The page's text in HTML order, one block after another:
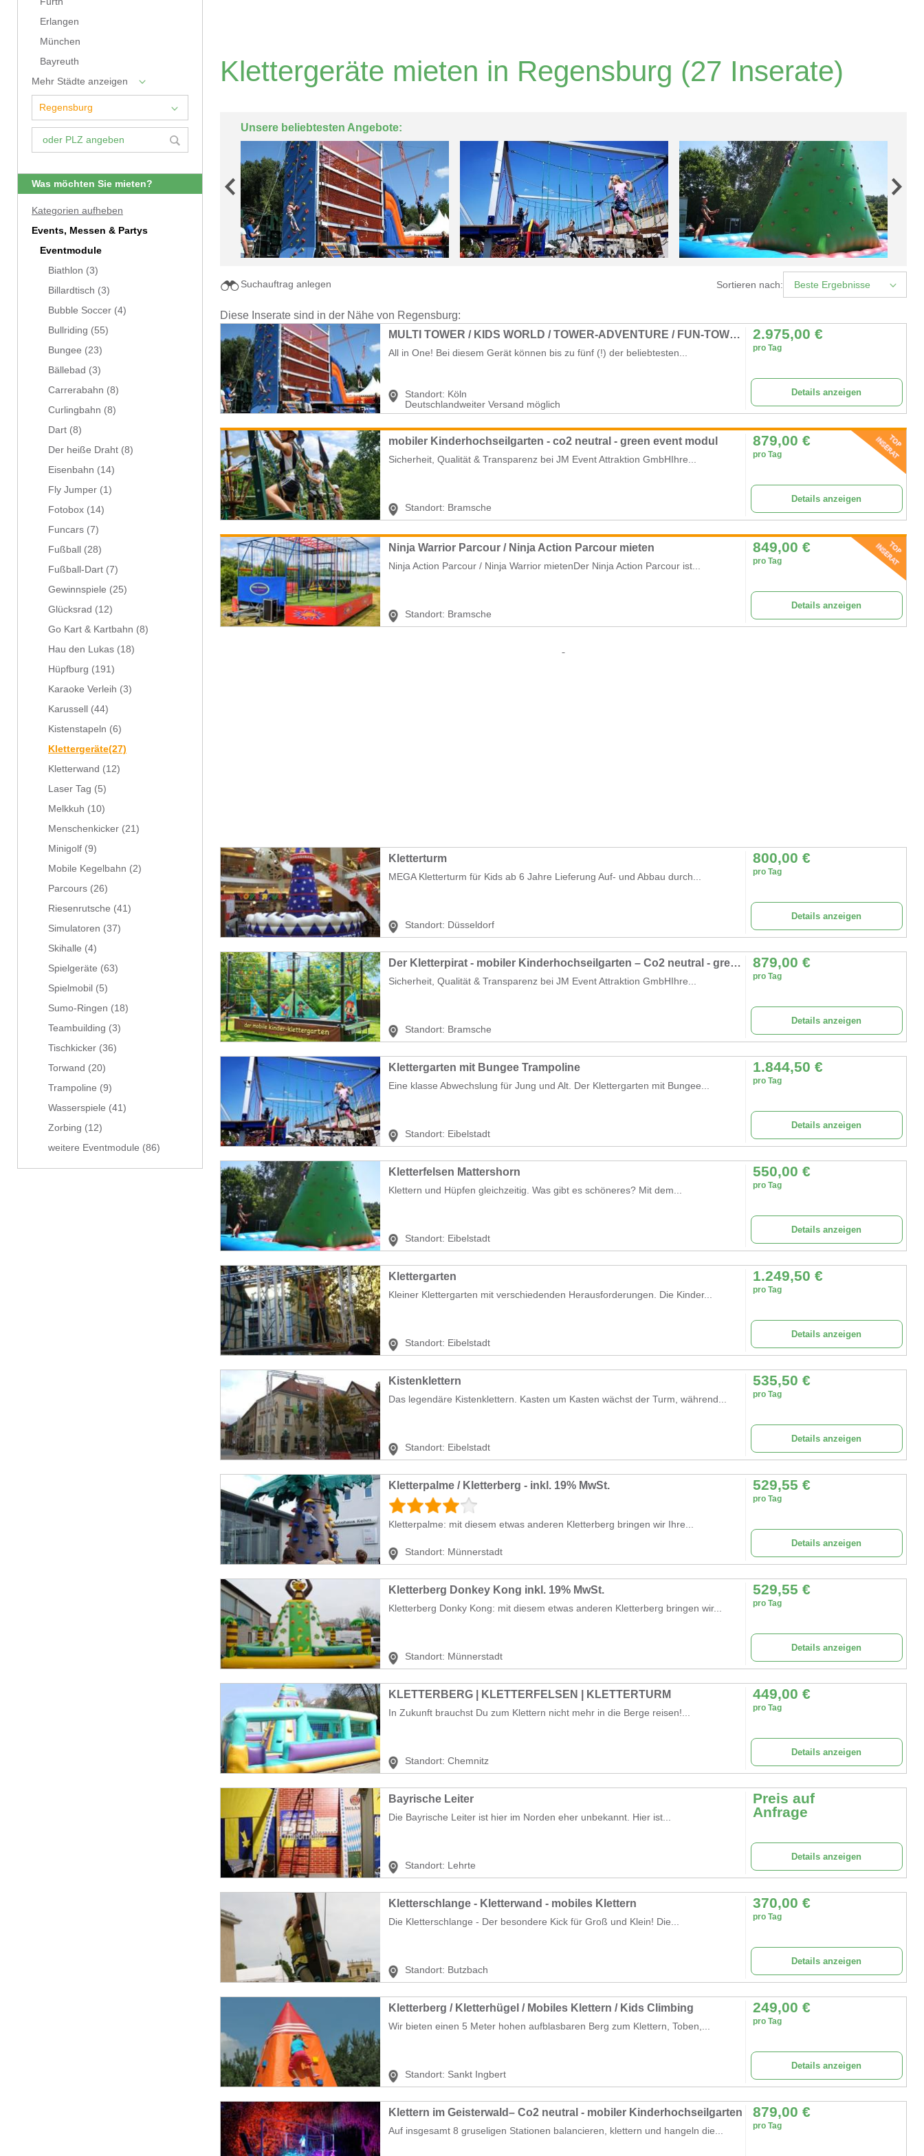
Erlangen
München
Bayreuth
Mehr Städte anzeigen
Was möchten Sie mieten?
Kategorien aufheben
Events, Messen & Partys
Eventmodule
Biathlon (3)
Billardtisch (3)
Bubble Soccer (4)
Bullriding (55)
Bungee (23)
Bällebad (3)
Carrerabahn (8)
Curlingbahn (8)
Dart (8)
Der heiße Draht (8)
Eisenbahn (14)
Fly Jumper (1)
Fotobox (14)
Funcars (7)
Fußball
(28)
Fußball-Dart (7)
Gewinnspiele (25)
Glücksrad (12)
Go Kart & Kartbahn (8)
Hau den Lukas (18)
Hüpfburg (191)
Karaoke Verleih (3)
Karussell
(44)
Kistenstapeln (6)
Klettergeräte(27)
Kletterwand (12)
Laser Tag (5)
Melkkuh (10)
Menschenkicker (21)
Minigolf (9)
Mobile Kegelbahn (2)
Parcours (26)
Riesenrutsche (41)
Simulatoren (37)
Skihalle (4)
Spielgeräte (63)
Spielmobil (5)
Sumo-Ringen (18)
Teambuilding (3)
Tischkicker (36)
Torwand (20)
Trampoline (9)
Wasserspiele (41)
Zorbing (12)
weitere Eventmodule (86)
Klettergeräte mieten in Regensburg (27 Inserate)
Unsere beliebtesten Angebote:
Sortieren nach: Beste Ergebnisse
Suchauftrag anlegen
Diese Inserate sind in der Nähe von Regensburg:
MULTI TOWER / KIDS WORLD / TOWER-ADVENTURE / FUN-TOWER
All in One! Bei diesem Gerät können bis zu fünf (!) der beliebtesten...
Standort: Köln
Deutschlandweiter Versand möglich
2.975,00 €
pro Tag
Details anzeigen
mobiler Kinderhochseilgarten - co2 neutral - green event modul
Sicherheit, Qualität & Transparenz bei JM Event Attraktion GmbHIhre...
Standort: Bramsche
879,00 €
pro Tag
Details anzeigen
Ninja Warrior Parcour / Ninja Action Parcour mieten
Ninja Action Parcour / Ninja Warrior mietenDer Ninja Action Parcour ist...
Standort: Bramsche
849,00 €
pro Tag
Details anzeigen
Kletterturm
MEGA Kletterturm für Kids ab 6 Jahre Lieferung Auf- und Abbau durch...
Standort: Düsseldorf
800,00 €
pro Tag
Details anzeigen
Der Kletterpirat - mobiler Kinderhochseilgarten – Co2 neutral - green event modul
Sicherheit, Qualität & Transparenz bei JM Event Attraktion GmbHIhre...
Standort: Bramsche
879,00 €
pro Tag
Details anzeigen
Klettergarten mit Bungee Trampoline
Eine klasse Abwechslung für Jung und Alt. Der Klettergarten mit Bungee...
Standort: Eibelstadt
1.844,50 €
pro Tag
Details anzeigen
Kletterfelsen Mattershorn
Klettern und Hüpfen gleichzeitig. Was gibt es schöneres? Mit dem...
Standort: Eibelstadt
550,00 €
pro Tag
Details anzeigen
Klettergarten
Kleiner Klettergarten mit verschiedenden Herausforderungen. Die Kinder...
Standort: Eibelstadt
1.249,50 €
pro Tag
Details anzeigen
Kistenklettern
Das legendäre Kistenklettern. Kasten um Kasten wächst der Turm, während...
Standort: Eibelstadt
535,50 €
pro Tag
Details anzeigen
Kletterpalme / Kletterberg - inkl. 19% MwSt.
Kletterpalme: mit diesem etwas anderen Kletterberg bringen wir Ihre...
Standort: Münnerstadt
529,55 €
pro Tag
Details anzeigen
Kletterberg Donkey Kong inkl. 19% MwSt.
Kletterberg Donky Kong: mit diesem etwas anderen Kletterberg bringen wir...
Standort: Münnerstadt
529,55 €
pro Tag
Details anzeigen
KLETTERBERG | KLETTERFELSEN | KLETTERTURM
In Zukunft brauchst Du zum Klettern nicht mehr in die Berge reisen!...
Standort: Chemnitz
449,00 €
pro Tag
Details anzeigen
Bayrische Leiter
Die Bayrische Leiter ist hier im Norden eher unbekannt. Hier ist...
Standort: Lehrte
Preis auf
Anfrage
Details anzeigen
Kletterschlange - Kletterwand - mobiles Klettern
Die Kletterschlange - Der besondere Kick für Groß und Klein! Die...
Standort: Butzbach
370,00 €
pro Tag
Details anzeigen
Kletterberg / Kletterhügel / Mobiles Klettern / Kids Climbing
Wir bieten einen 5 Meter hohen aufblasbaren Berg zum Klettern, Toben,...
Standort: Sankt Ingbert
249,00 €
pro Tag
Details anzeigen
Klettern im Geisterwald– Co2 neutral - mobiler Kinderhochseilgarten
Auf insgesamt 8 gruseligen Stationen balancieren, klettern und hangeln die...
879,00 €
pro Tag